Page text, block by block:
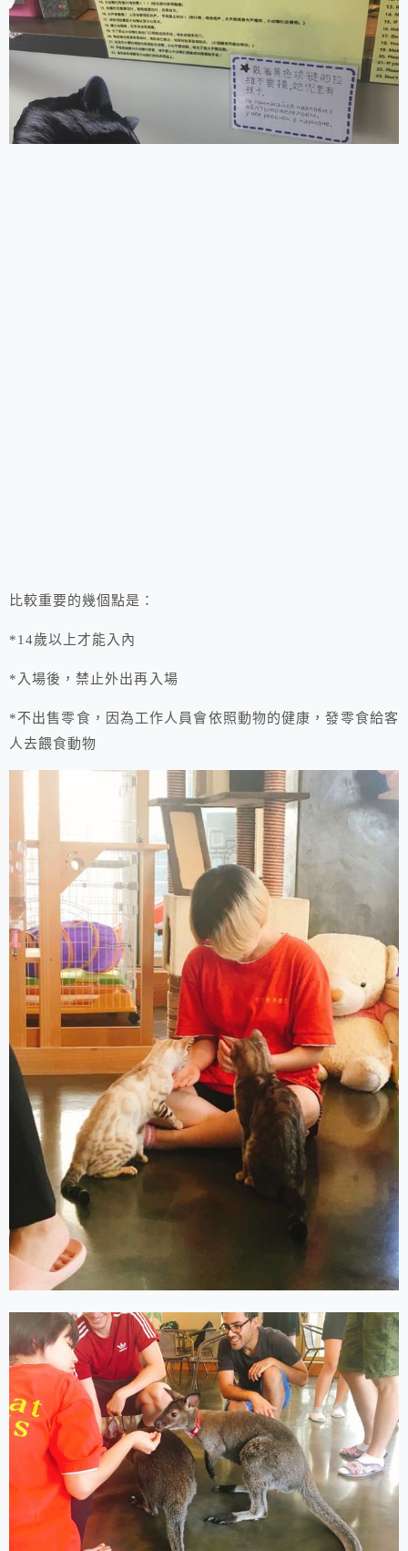
比較重要的幾個點是：
*14歲以上才能入內
*入場後，禁止外出再入場
*不出售零食，因為工作人員會依照動物的健康，發零食給客
人去餵食動物